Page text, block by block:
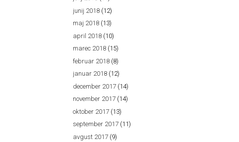
junij 2018 (12)
maj 2018 (13)
april 2018 (10)
marec 2018 (15)
februar 2018 (8)
januar 2018 (12)
december 2017 (14)
november 2017 (14)
oktober 2017 (13)
september 2017 (11)
avgust 2017 (9)